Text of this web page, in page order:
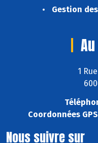
Gestion
1
Coordonnées
Nous suivre sur